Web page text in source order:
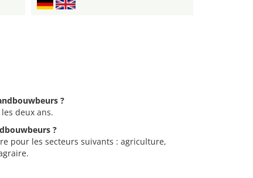
?
deux ans.
?
pour les secteurs suivants : agriculture,